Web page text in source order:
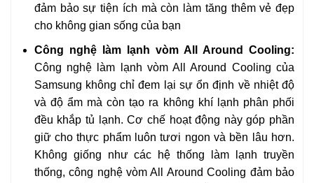
đảm bảo sự tiện ích mà còn làm tăng thêm vẻ đẹp
cho không gian sống của bạn
Công nghệ làm lạnh vòm All Around Cooling:
Công nghệ làm lạnh vòm All Around Cooling của
Samsung không chỉ đem lại sự ổn định về nhiệt độ
và độ ẩm mà còn tạo ra không khí lạnh phân phối
đều khắp tủ lạnh. Cơ chế hoạt động này góp phần
giữ cho thực phẩm luôn tươi ngon và bền lâu hơn.
Không giống như các hệ thống làm lạnh truyền
thống, công nghệ vòm All Around Cooling đảm bảo